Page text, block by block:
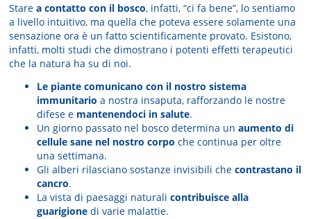
Starea contatto con il bosco, infatti, “ci fa bene”, lo sentiamo
a livello intuitivo, ma quella che poteva essere solamente una
sensazione ora è un fatto scientificamente provato. Esistono,
infatti, molti studi che dimostrano i potenti effetti terapeutici
che la natura ha su di noi.
Le piante comunicano con il nostro sistema
immunitario a nostra insaputa, rafforzando le nostre
difese e mantenendoci in salute.
Un giorno passato nel bosco determina unaumento di
cellule sane nel nostro corpo che continua per oltre
una settimana.
Gli alberi rilasciano sostanze invisibili checontrastano il
cancro.
La vista di paesaggi naturalicontribuisce alla
guarigione di varie malattie.